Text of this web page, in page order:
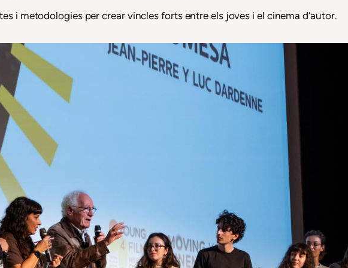
i metodologies per crear vincles forts entre els joves i el cinema d’autor.